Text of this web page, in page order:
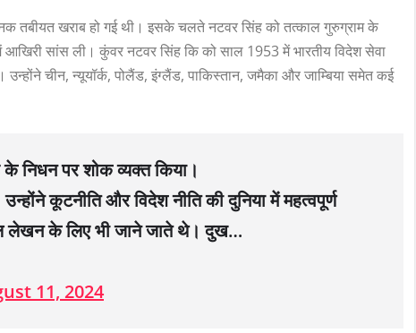
तबीयत खराब हो गई थी। इसके चलते नटवर सिंह को तत्काल गुरुग्राम के
आखिरी सांस ली। कुंवर नटवर सिंह कि को साल 1953 में भारतीय विदेश सेवा
चीन, न्यूयॉर्क, पोलैंड, इंग्लैंड, पाकिस्तान, जमैका और जाम्बिया समेत कई
के निधन पर शोक व्यक्त किया।
कूटनीति और विदेश नीति की दुनिया में महत्वपूर्ण
लेखन के लिए भी जाने जाते थे। दुख…
11, 2024